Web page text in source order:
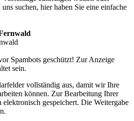
suchen, hier haben Sie eine einfache
Spambots geschützt! Zur Anzeige
sein.
vollständig aus, damit wir Ihre
können. Zur Bearbeitung Ihrer
gespeichert. Die Weitergabe